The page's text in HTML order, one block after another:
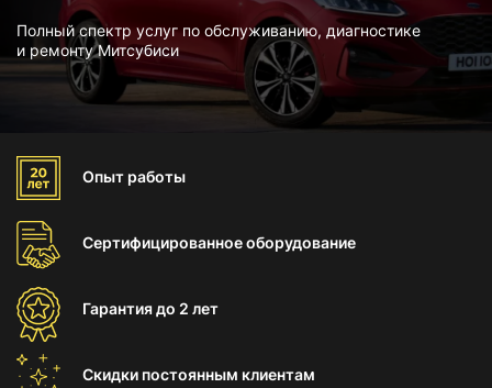
Полный спектр услуг по обслуживанию, диагностике
и ремонту Митсубиси
Опыт работы
Сертифицированноеоборудование
Гарантиядо 2 лет
Скидки постоянным клиентам